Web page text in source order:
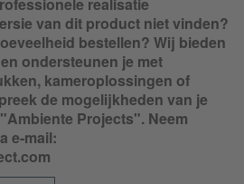
realisatie
van dit product niet vinden?
bestellen? Wij bieden
ondersteunen je met
kameroplossingen of
de mogelijkheden van je
Projects". Neem
e-mail: